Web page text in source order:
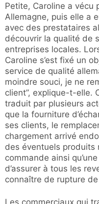
Petite, Caroline a vécu
Allemagne, puis elle a
avec des prestataires
découvrir la qualité de
entreprises locales.
Caroline s’est fixé un
service de qualité
moindre souci, je ne
client”, explique-t-elle.
traduit par plusieurs
que la fourniture
ses clients, le
chargement arrivé
des éventuels produits
commande ainsi
d’assurer à tous les
connaître de rupture
Les commerciaux qui